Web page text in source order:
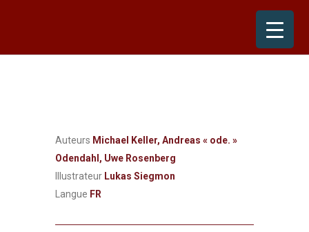
Auteurs Michael Keller, Andreas « ode. »
Odendahl, Uwe Rosenberg
Illustrateur Lukas Siegmon
Langue FR